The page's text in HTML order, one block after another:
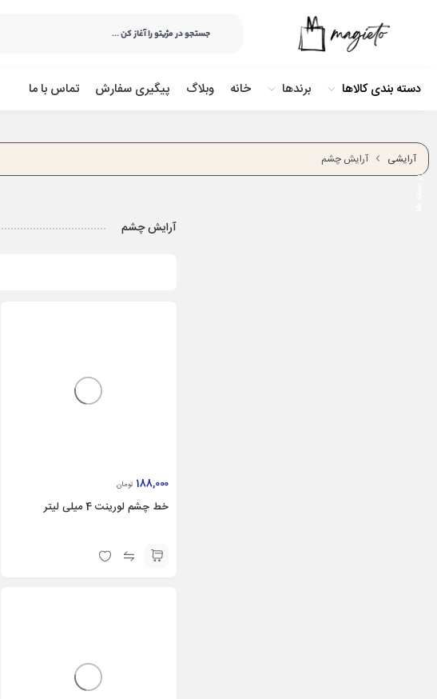
دسته بندی کالاها برندها خانه وبلاگ پیگیری سفارش تماس با ما
آرایشی آرایش چشم
آرایش چشم
188,000 تومان
خط چشم لورینت 4 میلی لیتر